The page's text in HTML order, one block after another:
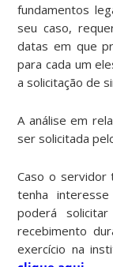
fundamentos
seu caso,
datas em que
para cada um
a solicitação de
A análise em
ser solicitada
Caso o servidor
tenha
poderá
recebimento
exercício na